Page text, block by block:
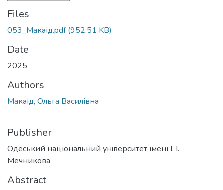
Files
053_Макаід.pdf(952.51 KB)
Date
2025
Authors
Макаід, Ольга Василівна
Publisher
Одеський національний університет імені І. І.
Мечникова
Abstract